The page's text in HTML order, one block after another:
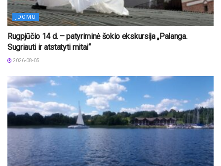
ĮDOMU
Rugpjūčio 14 d. – patyriminė šokio ekskursija „Palanga.
Sugriauti ir atstatyti mitai“
2026-08-05